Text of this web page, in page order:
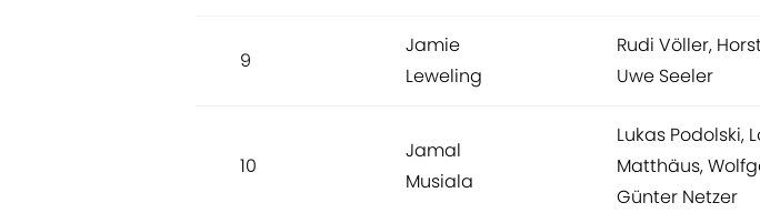
9
Jamie
Leweling
Rudi Völler,
Uwe Seeler
10
Jamal
Musiala
Lukas Podolski,
Matthäus,
Günter Netzer